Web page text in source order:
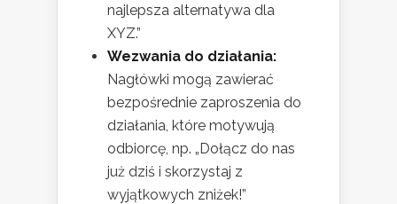
najlepsza alternatywa dla
XYZ.”
Wezwania do działania:
Nagłówki mogą zawierać
bezpośrednie zaproszenia do
działania, które motywują
odbiorcę, np. „Dołącz do nas
już dziś i skorzystaj z
wyjątkowych zniżek!”